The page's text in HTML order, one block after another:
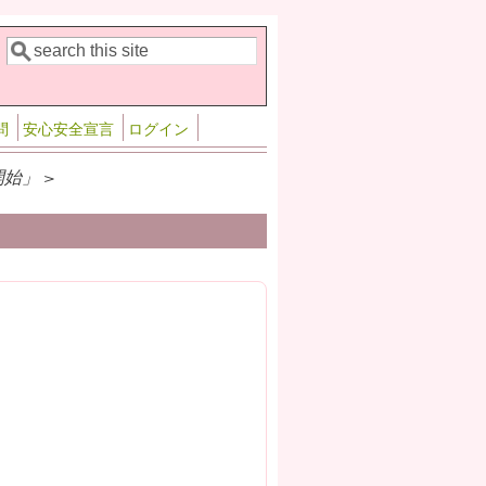
検索フォーム
検索
安心安全宣言 ログイン
」 >